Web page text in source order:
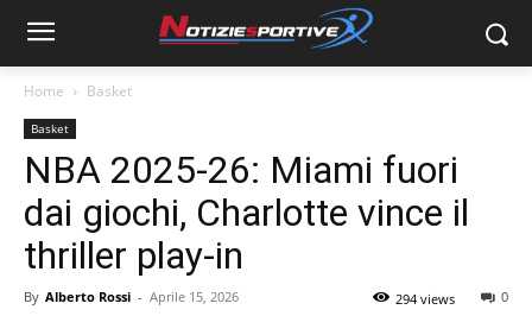
Home Basket
Basket
NBA 2025-26: Miami fuori
dai giochi, Charlotte vince il
thriller play-in
By Alberto Rossi - Aprile 15, 2026 0
294 views